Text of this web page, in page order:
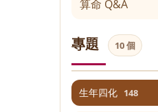
算命 Q&A
專題 10 個
生年四化 148